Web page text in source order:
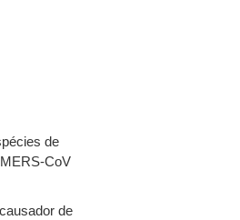
de
CoV
de